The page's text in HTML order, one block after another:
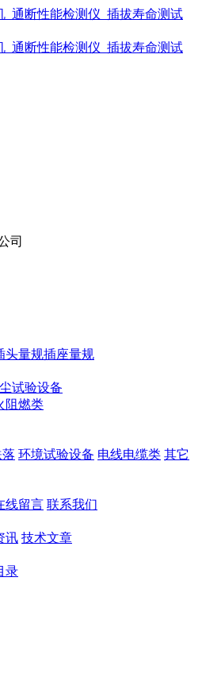
司
头量规插座量规
试验设备
阻燃类
环境试验设备 电线电缆类 其它
线留言 联系我们
讯 技术文章
录